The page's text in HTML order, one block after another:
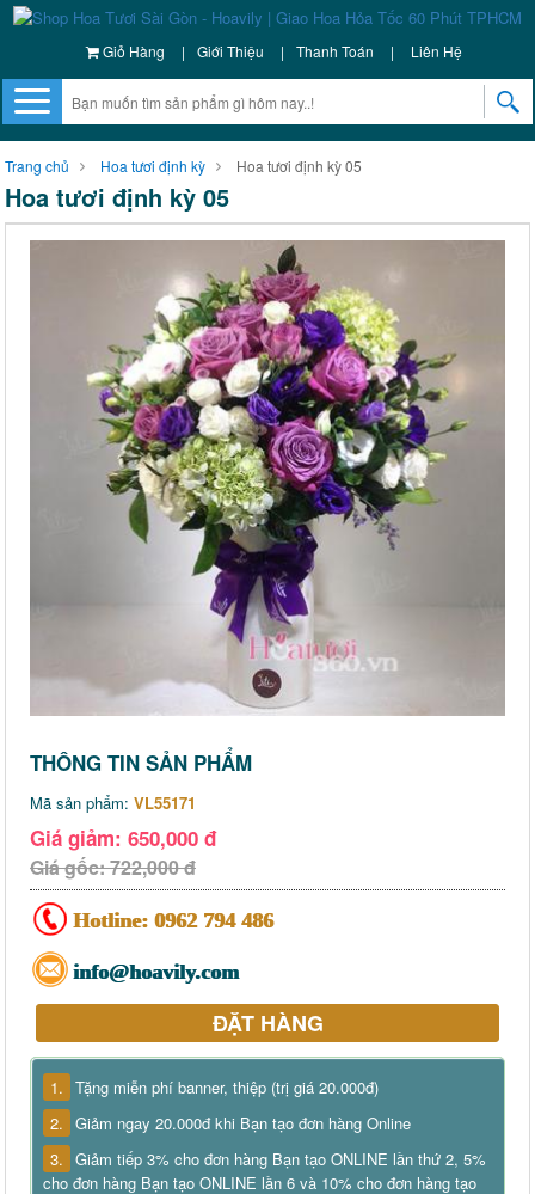
Giỏ Hàng | Giới Thiệu | Thanh Toán | Liên Hệ
Trang chủ Hoa tươi định kỳ Hoa tươi định kỳ 05
Hoa tươi định kỳ 05
THÔNG TIN SẢN PHẨM
Mã sản phẩm: VL55171
Giá giảm: 650,000 đ
Giá gốc: 722,000 đ
Hotline: 0962 794 486
info@hoavily.com
ĐẶT HÀNG
1. Tặng miễn phí banner, thiệp (trị giá 20.000đ)
2. Giảm ngay 20.000đ khi Bạn tạo đơn hàng Online
3. Giảm tiếp 3% cho đơn hàng Bạn tạo ONLINE lần thứ 2, 5%
cho đơn hàng Bạn tạo ONLINE lần 6 và 10% cho đơn hàng tạo